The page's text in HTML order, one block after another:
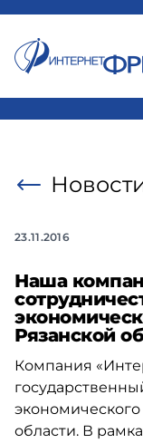
23.11.2016
Наша
Рязанской
Компания
области. В